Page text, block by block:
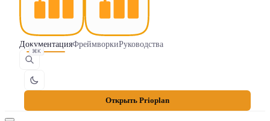
ДокументацияФреймворкиРуководства
⌘K
Открыть Prioplan